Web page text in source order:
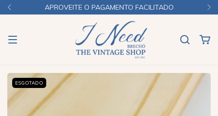
APROVEITE O PAGAMENTO FACILITADO
ESGOTADO